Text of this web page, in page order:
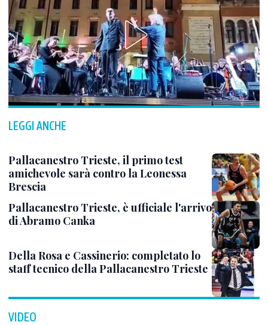
LEGGI ANCHE
Pallacanestro Trieste, il primo test
amichevole sarà contro la Leonessa
Brescia
Pallacanestro Trieste, è ufficiale l'arrivo
di Abramo Canka
Della Rosa e Cassinerio: completato lo
staff tecnico della Pallacanestro Trieste
VIDEO